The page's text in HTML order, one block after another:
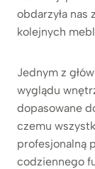
obdarzyła nas
kolejnych
Jednym z
wyglądu
dopasowane
czemu
profesjonalną
codziennego